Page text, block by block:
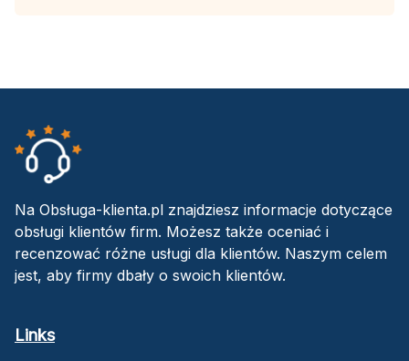
Na Obsługa-klienta.pl znajdziesz informacje dotyczące
obsługi klientów firm. Możesz także oceniać i
recenzować różne usługi dla klientów. Naszym celem
jest, aby firmy dbały o swoich klientów.
Links